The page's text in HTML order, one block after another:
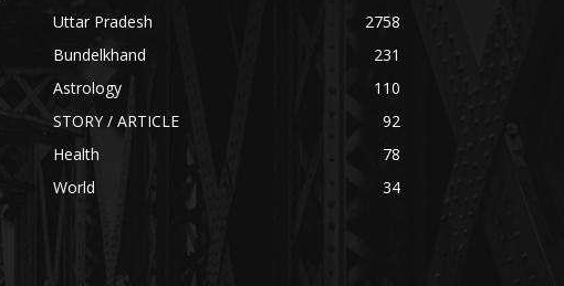
Uttar Pradesh
2758
Bundelkhand
231
Astrology
110
STORY / ARTICLE
92
Health
78
World
34